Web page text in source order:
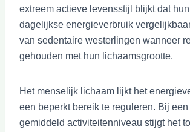
extreem actieve levensstijl blijkt dat
dagelijkse energieverbruik
van sedentaire westerlingen wanneer
gehouden met hun lichaamsgrootte.
Het menselijk lichaam lijkt het
een beperkt bereik te reguleren. Bij
gemiddeld activiteitenniveau stijgt het